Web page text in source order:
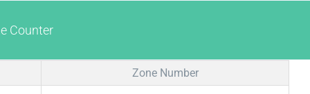
Counter
Zone Number